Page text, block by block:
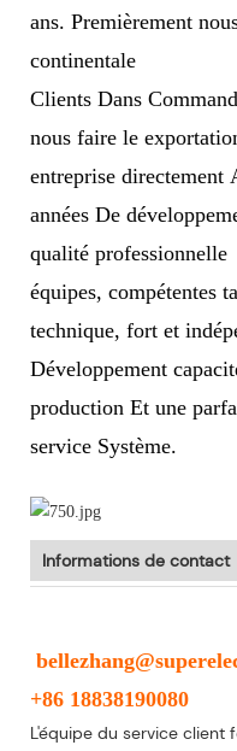
ans. Premièrement
continentale
Clients Dans
nous faire le
entreprise directement
années De
qualité professionnelle
équipes, compétentes
technique, fort et
Développement
production Et une
service Système.
Informations de contact
+86 18838190080
L'équipe du service client